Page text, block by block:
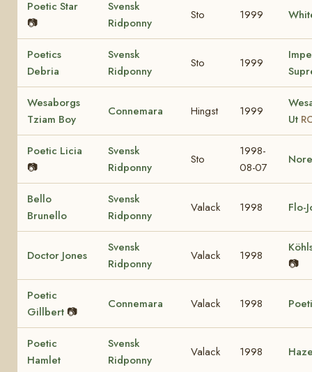
Poetic Star
📷
Svensk
Ridponny
Sto 1999
Poetics
Debria
Svensk
Ridponny
Sto 1999
Wesaborgs
Tziam Boy
Connemara Hingst 1999
Ut
Poetic Licia
📷
Svensk
Ridponny
Sto
1998-
08-07
Bello
Brunello
Svensk
Ridponny
Valack 1998 Flo-
Doctor Jones
Svensk
Ridponny
Valack 1998
📷
Poetic
Gillbert 📷
Connemara Valack 1998
Poetic
Hamlet
Svensk
Ridponny
Valack 1998